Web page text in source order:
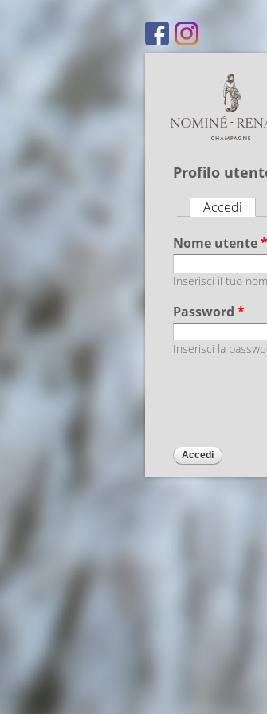
Profilo
Schede
Accedi
Nome utente*
Inserisci il tuo
Password *
Inserisci la